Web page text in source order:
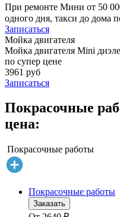
При ремонте Мини от 50
одного дня, такси до дома
Записаться
Мойка двигателя
Мойка двигателя Mini
по супер цене
3961 руб
Записаться
Покрасочные
цена:
Покрасочные работы
Покрасочные работы
Заказать